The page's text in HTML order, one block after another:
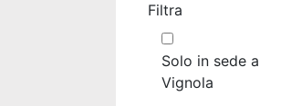
Filtra
Solo in sede a
Vignola